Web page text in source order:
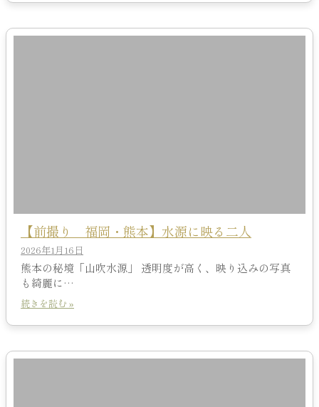
【前撮り 福岡・熊本】水源に映る二人
2026年1月16日
熊本の秘境「山吹水源」 透明度が高く、映り込みの写真
も綺麗に…
続きを読む »